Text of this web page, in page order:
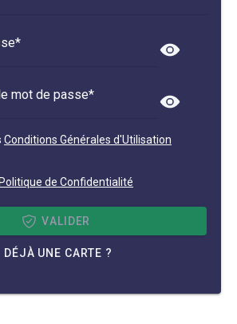
mot de passe*
Conditions Générales d'Utilisation
Politique de Confidentialité
VALIDER
DÉJÀ UNE CARTE ?